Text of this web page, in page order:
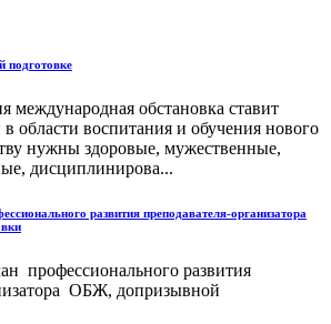
подготовке
международная обстановка ставит
в области воспитания и обучения нового
нужны здоровые, мужественные,
дисциплинирова...
развития преподавателя-организатора
профессионального развития
ОБЖ, допризывной